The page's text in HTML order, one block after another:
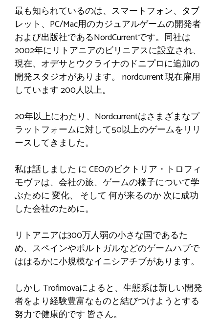
最も知られているのは、スマートフォン、タブ
レット、PC/Mac用のカジュアルゲームの開発者
および出版社であるNordCurrentです。同社は
2002年にリトアニアのビリニアスに設立され、
現在、オデサとウクライナのドニプロに追加の
開発スタジオがあります。 nordcurrent現在雇用
しています200人以上。
20年以上にわたり、Nordcurrentはさまざまなプ
ラットフォームに対して50以上のゲームをリリ
ースしてきました。
私は話しました にCEOのビクトリア・トロフィ
モヴァは、会社の旅、ゲームの様子について学
ぶために変化、 そして 何が来るのか次に成功
した会社のために。
リトアニアは300万人弱の小さな国であるた
め、スペインやポルトガルなどのゲームハブで
ははるかに小規模なイニシアチブがあります。
しかし Trofimovaによると、生態系は新しい開発
者をより経験豊富なものと結びつけようとする
努力で健康的です 皆さん。